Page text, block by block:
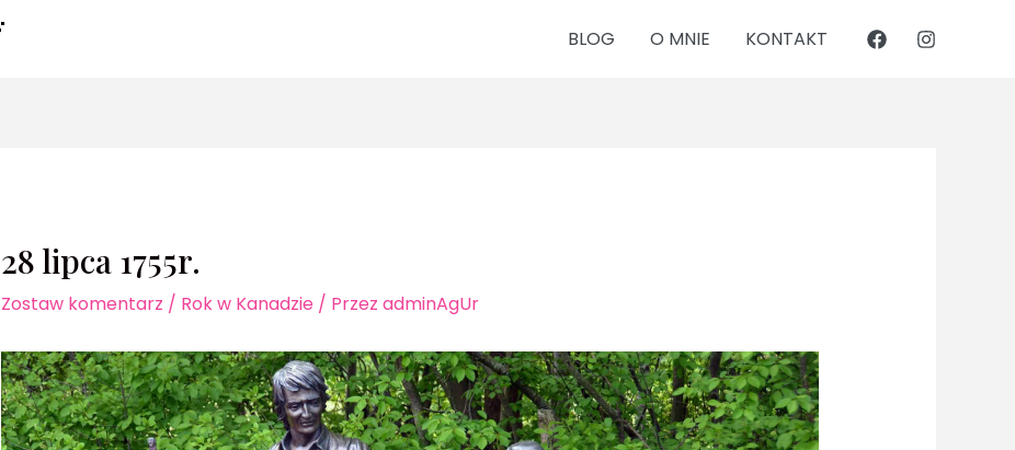
BLOG O MNIE KONTAKT
28 lipca 1755r.
Zostaw komentarz / Rok w Kanadzie / Przez adminAgUr